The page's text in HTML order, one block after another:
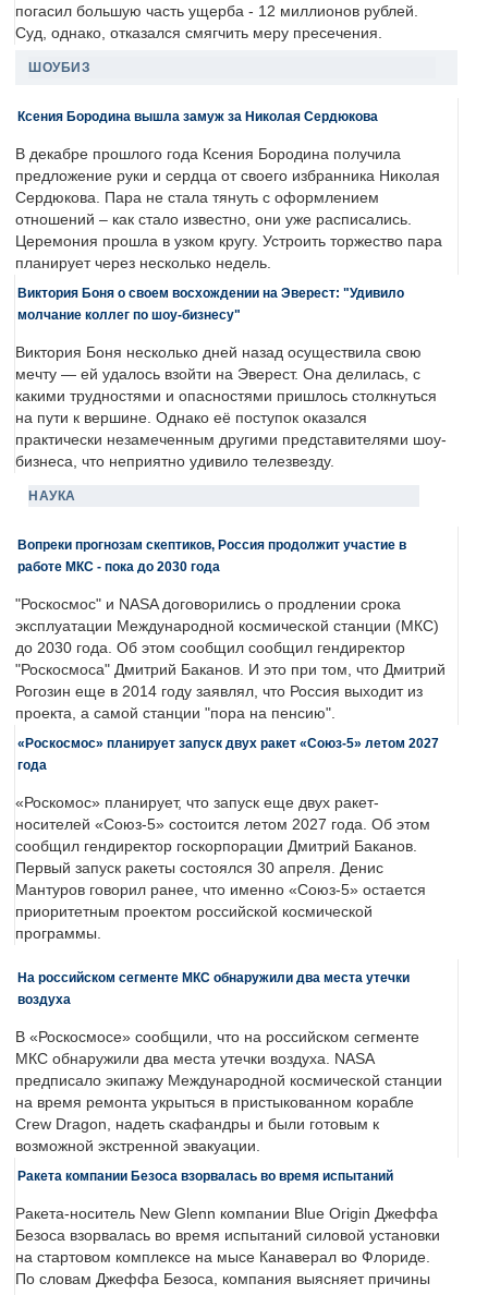
погасил большую часть ущерба - 12 миллионов рублей.
Суд, однако, отказался смягчить меру пресечения.
ШОУБИЗ
Ксения Бородина вышла замуж за Николая Сердюкова
В декабре прошлого года Ксения Бородина получила
предложение руки и сердца от своего избранника Николая
Сердюкова. Пара не стала тянуть с оформлением
отношений – как стало известно, они уже расписались.
Церемония прошла в узком кругу. Устроить торжество пара
планирует через несколько недель.
Виктория Боня о своем восхождении на Эверест: "Удивило
молчание коллег по шоу-бизнесу"
Виктория Боня несколько дней назад осуществила свою
мечту — ей удалось взойти на Эверест. Она делилась, с
какими трудностями и опасностями пришлось столкнуться
на пути к вершине. Однако её поступок оказался
практически незамеченным другими представителями шоу-
бизнеса, что неприятно удивило телезвезду.
НАУКА
Вопреки прогнозам скептиков, Россия продолжит участие в
работе МКС - пока до 2030 года
"Роскосмос" и NASA договорились о продлении срока
эксплуатации Международной космической станции (МКС)
до 2030 года. Об этом сообщил сообщил гендиректор
"Роскосмоса" Дмитрий Баканов. И это при том, что Дмитрий
Рогозин еще в 2014 году заявлял, что Россия выходит из
проекта, а самой станции "пора на пенсию".
«Роскосмос» планирует запуск двух ракет «Союз-5» летом 2027
года
«Роскомос» планирует, что запуск еще двух ракет-
носителей «Союз-5» состоится летом 2027 года. Об этом
сообщил гендиректор госкорпорации Дмитрий Баканов.
Первый запуск ракеты состоялся 30 апреля. Денис
Мантуров говорил ранее, что именно «Союз-5» остается
приоритетным проектом российской космической
программы.
На российском сегменте МКС обнаружили два места утечки
воздуха
В «Роскосмосе» сообщили, что на российском сегменте
МКС обнаружили два места утечки воздуха. NASA
предписало экипажу Международной космической станции
на время ремонта укрыться в пристыкованном корабле
Crew Dragon, надеть скафандры и были готовым к
возможной экстренной эвакуации.
Ракета компании Безоса взорвалась во время испытаний
Ракета-носитель New Glenn компании Blue Origin Джеффа
Безоса взорвалась во время испытаний силовой установки
на стартовом комплексе на мысе Канаверал во Флориде.
По словам Джеффа Безоса, компания выясняет причины